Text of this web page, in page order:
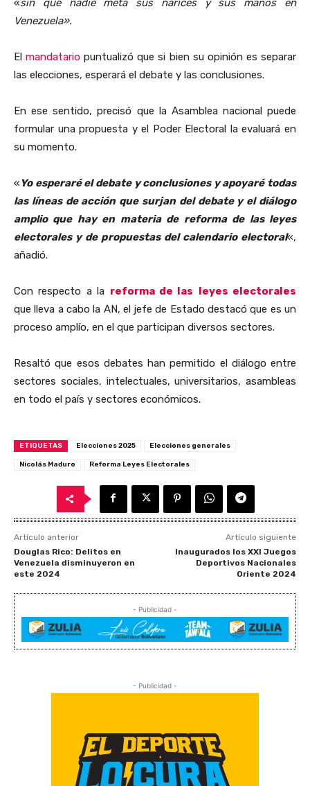
«sin que nadie meta sus narices y sus manos en
Venezuela».
Elmandatario puntualizó que si bien su opinión es separar
las elecciones, esperará el debate y las conclusiones.
En ese sentido, precisó que la Asamblea nacional puede
formular una propuesta y el Poder Electoral la evaluará en
su momento.
« Yo esperaré el debate y conclusiones y apoyaré todas
las líneas de acción que surjan del debate y el diálogo
amplio que hay en materia de reforma de las leyes
electorales y de propuestas del calendario electoral«,
añadió.
Con respecto a la reforma de las leyes electorales
que lleva a cabo la AN, el jefe de Estado destacó que es un
proceso amplío, en el que participan diversos sectores.
Resaltó que esos debates han permitido el diálogo entre
sectores sociales, intelectuales, universitarios, asambleas
en todo el país y sectores económicos.
ETIQUETAS Elecciones 2025 Elecciones generales
Nicolás Maduro Reforma Leyes Electorales
Artículo anterior
Douglas Rico: Delitos en
Venezuela disminuyeron en
este 2024
Artículo siguiente
Inaugurados los XXI Juegos
Deportivos Nacionales
Oriente 2024
- Publicidad -
- Publicidad -